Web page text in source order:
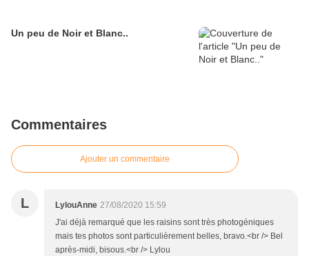
Un peu de Noir et Blanc..
Commentaires
Ajouter un commentaire
L LylouAnne 27/08/2020 15:59
J'ai déjà remarqué que les raisins sont très photogéniques
mais tes photos sont particulièrement belles, bravo.<br /> Bel
après-midi, bisous.<br /> Lylou